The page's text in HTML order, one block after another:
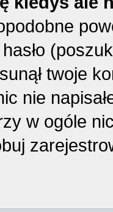
twoje
nie
w ogóle